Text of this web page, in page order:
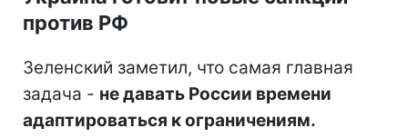
против РФ
Зеленский заметил, что самая главная
задача - не давать России времени
адаптироваться к ограничениям.